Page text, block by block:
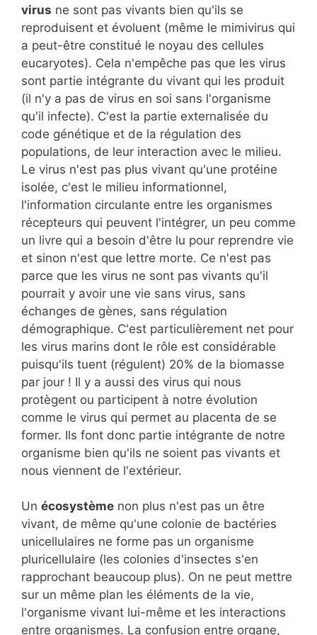
virus ne sont pas vivants bien qu'ils se
reproduisent et évoluent (même le mimivirus qui
a peut-être constitué le noyau des cellules
eucaryotes). Cela n'empêche pas que les virus
sont partie intégrante du vivant qui les produit
(il n'y a pas de virus en soi sans l'organisme
qu'il infecte). C'est la partie externalisée du
code génétique et de la régulation des
populations, de leur interaction avec le milieu.
Le virus n'est pas plus vivant qu'une protéine
isolée, c'est le milieu informationnel,
l'information circulante entre les organismes
récepteurs qui peuvent l'intégrer, un peu comme
un livre qui a besoin d'être lu pour reprendre vie
et sinon n'est que lettre morte. Ce n'est pas
parce que les virus ne sont pas vivants qu'il
pourrait y avoir une vie sans virus, sans
échanges de gènes, sans régulation
démographique. C'est particulièrement net pour
les virus marins dont le rôle est considérable
puisqu'ils tuent (régulent) 20% de la biomasse
par jour ! Il y a aussi des virus qui nous
protègent ou participent à notre évolution
comme le virus qui permet au placenta de se
former. Ils font donc partie intégrante de notre
organisme bien qu'ils ne soient pas vivants et
nous viennent de l'extérieur.
Un écosystème non plus n'est pas un être
vivant, de même qu'une colonie de bactéries
unicellulaires ne forme pas un organisme
pluricellulaire (les colonies d'insectes s'en
rapprochant beaucoup plus). On ne peut mettre
sur un même plan les éléments de la vie,
l'organisme vivant lui-même et les interactions
entre organismes. La confusion entre organe,